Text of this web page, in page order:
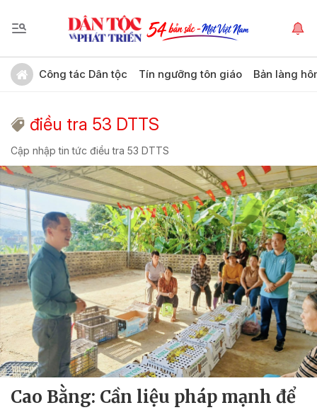
Công tác Dân tộc Tín ngưỡng tôn giáo Bản làng
điều tra 53 DTTS
Cập nhập tin tức điều tra 53 DTTS
Cao Bằng: Cần liệu pháp mạnh để